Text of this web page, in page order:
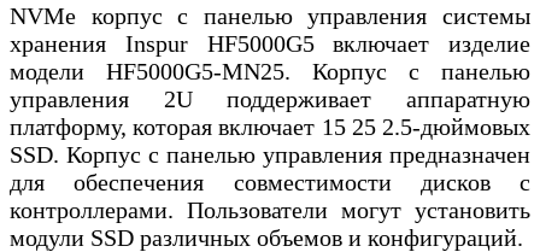
NVMe корпус с панелью управления системы
хранения Inspur HF5000G5 включает изделие
модели HF5000G5-MN25. Корпус с панелью
управления 2U поддерживает аппаратную
платформу, которая включает 15 25 2.5-дюймовых
SSD. Корпус с панелью управления предназначен
для обеспечения совместимости дисков с
контроллерами. Пользователи могут установить
модули SSD различных объемов и конфигураций.